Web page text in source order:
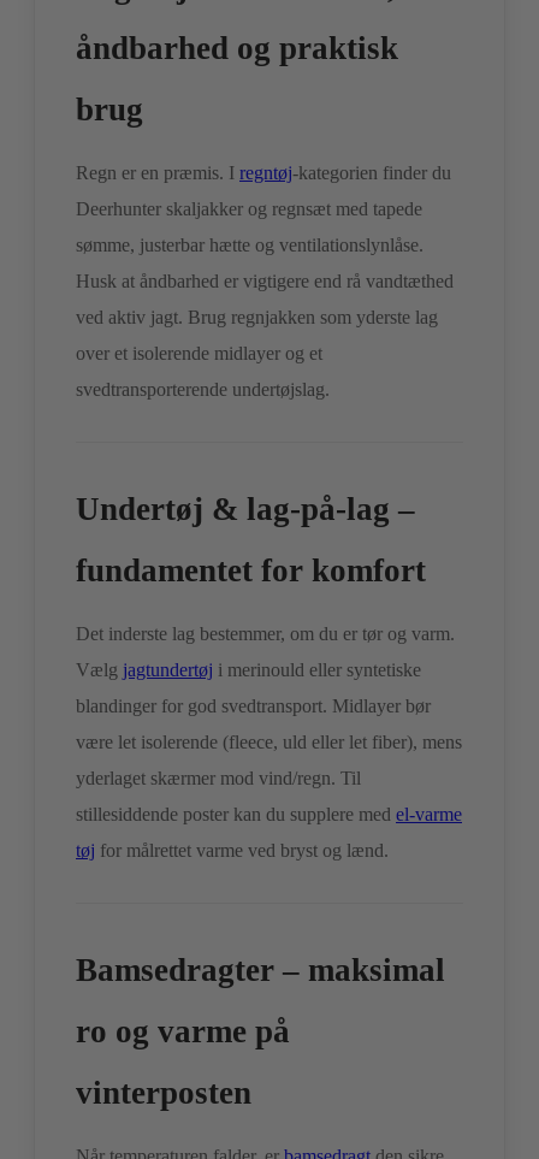
åndbarhed og praktisk
brug
Regn er en præmis. I regntøj-kategorien finder du
Deerhunter skaljakker og regnsæt med tapede
sømme, justerbar hætte og ventilationslynlåse.
Husk at åndbarhed er vigtigere end rå vandtæthed
ved aktiv jagt. Brug regnjakken som yderste lag
over et isolerende midlayer og et
svedtransporterende undertøjslag.
Undertøj & lag-på-lag –
fundamentet for komfort
Det inderste lag bestemmer, om du er tør og varm.
Vælg jagtundertøj i merinould eller syntetiske
blandinger for god svedtransport. Midlayer bør
være let isolerende (fleece, uld eller let fiber), mens
yderlaget skærmer mod vind/regn. Til
stillesiddende poster kan du supplere med el-varme
tøj for målrettet varme ved bryst og lænd.
Bamsedragter – maksimal
ro og varme på
vinterposten